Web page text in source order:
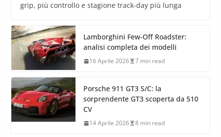
grip, più controllo e stagione track-day più lunga
Lamborghini Few-Off Roadster:
analisi completa dei modelli
16 Aprile 2026 7 min read
Porsche 911 GT3 S/C: la
sorprendente GT3 scoperta da 510
CV
14 Aprile 2026 8 min read